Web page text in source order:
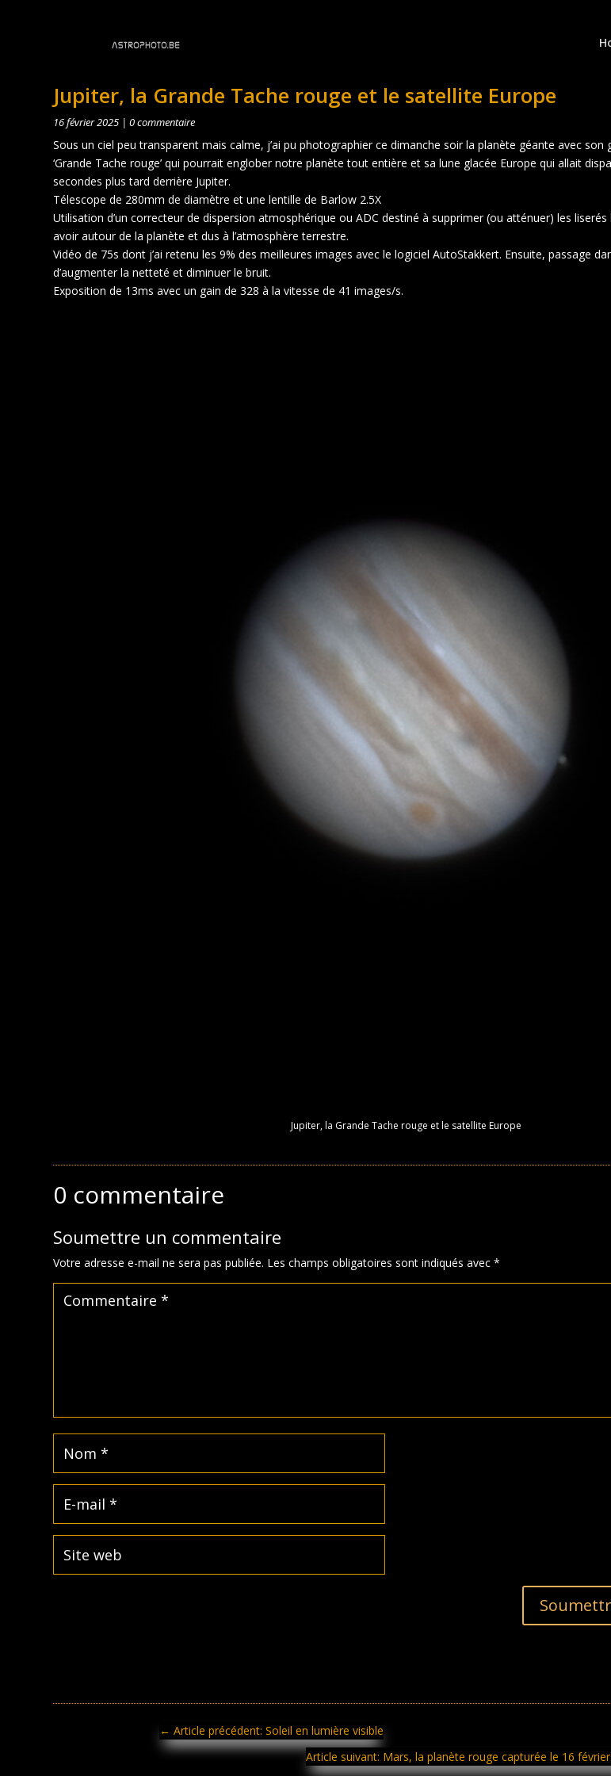
Jupiter, la Grande Tache rouge et le satellite Europe
16 février 2025 |0 commentaire
Sous un ciel peu transparent mais calme, j’ai pu photographier ce dimanche soir la planète géante avec son
‘Grande Tache rouge’ qui pourrait englober notre planète tout entière et sa lune glacée Europe qui allait
secondes plus tard derrière Jupiter.
Télescope de 280mm de diamètre et une lentille de Barlow 2.5X
Utilisation d’un correcteur de dispersion atmosphérique ou ADC destiné à supprimer (ou atténuer) les liserés
avoir autour de la planète et dus à l’atmosphère terrestre.
Vidéo de 75s dont j’ai retenu les 9% des meilleures images avec le logiciel AutoStakkert. Ensuite, passage
d’augmenter la netteté et diminuer le bruit.
Exposition de 13ms avec un gain de 328 à la vitesse de 41 images/s.
Jupiter, la Grande Tache rouge et le satellite Europe
0 commentaire
Soumettre un commentaire
Votre adresse e-mail ne sera pas publiée. Les champs obligatoires sont indiqués avec*
← Article précédent: Soleil en lumière visible
Article suivant: Mars, la planète rouge capturée le 16